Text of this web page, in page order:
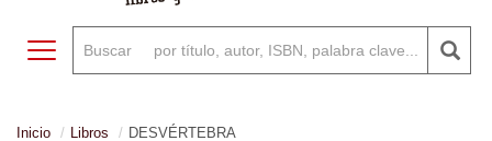
Toggle navigation
Inicio Libros DESVÉRTEBRA